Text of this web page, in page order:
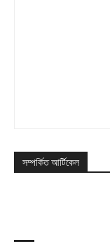
সম্পর্কিত আর্টিকেল